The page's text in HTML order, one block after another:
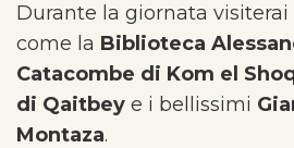
Durante la giornata
come la Biblioteca
Catacombe di Kom el
di Qaitbey e i bellissimi
Montaza.